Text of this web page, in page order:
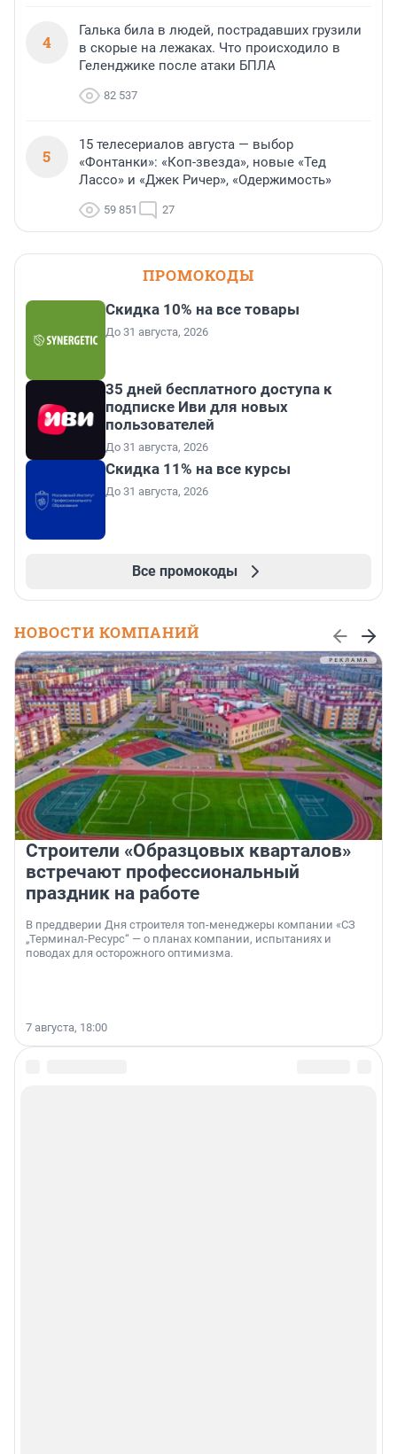
4
Галька била в людей, пострадавших грузили
в скорые на лежаках. Что происходило в
Геленджике после атаки БПЛА
82 537
5
15 телесериалов августа — выбор
«Фонтанки»: «Коп-звезда», новые «Тед
Лассо» и «Джек Ричер», «Одержимость»
59 851 27
ПРОМОКОДЫ
Скидка 10% на все товары
До 31 августа, 2026
35 дней бесплатного доступа к
подписке Иви для новых
пользователей
До 31 августа, 2026
Скидка 11% на все курсы
До 31 августа, 2026
Все промокоды
НОВОСТИ КОМПАНИЙ
Строители «Образцовых кварталов»
встречают профессиональный
праздник на работе
В преддверии Дня строителя топ-менеджеры компании «СЗ
„Терминал-Ресурс“ — о планах компании, испытаниях и
поводах для осторожного оптимизма.
7 августа, 18:00